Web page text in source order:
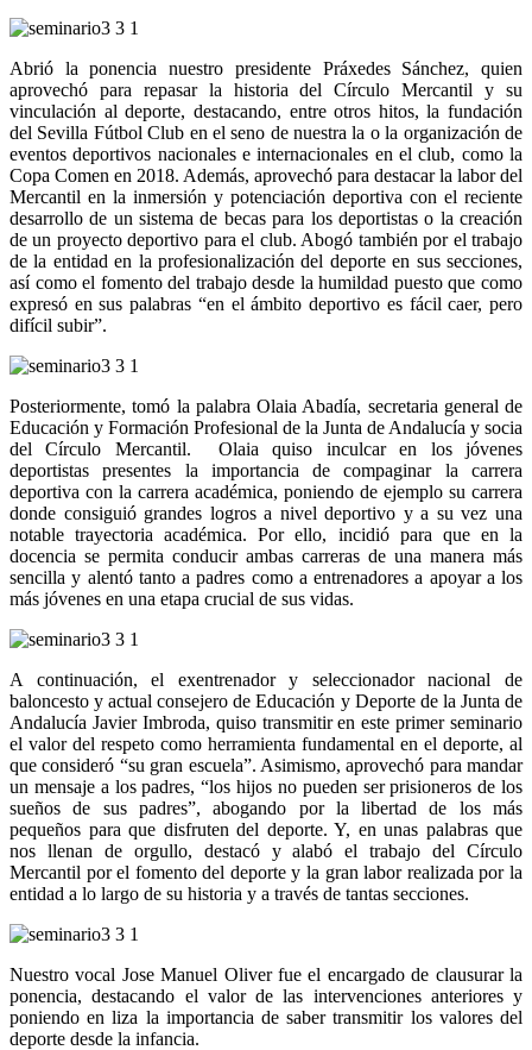
Abrió la ponencia nuestro presidente Práxedes Sánchez, quien
aprovechó para repasar la historia del Círculo Mercantil y su
vinculación al deporte, destacando, entre otros hitos, la fundación
del Sevilla Fútbol Club en el seno de nuestra la o la organización de
eventos deportivos nacionales e internacionales en el club, como la
Copa Comen en 2018. Además, aprovechó para destacar la labor del
Mercantil en la inmersión y potenciación deportiva con el reciente
desarrollo de un sistema de becas para los deportistas o la creación
de un proyecto deportivo para el club. Abogó también por el trabajo
de la entidad en la profesionalización del deporte en sus secciones,
así como el fomento del trabajo desde la humildad puesto que como
expresó en sus palabras “en el ámbito deportivo es fácil caer, pero
difícil subir”.
Posteriormente, tomó la palabra Olaia Abadía, secretaria general de
Educación y Formación Profesional de la Junta de Andalucía y socia
del Círculo Mercantil. Olaia quiso inculcar en los jóvenes
deportistas presentes la importancia de compaginar la carrera
deportiva con la carrera académica, poniendo de ejemplo su carrera
donde consiguió grandes logros a nivel deportivo y a su vez una
notable trayectoria académica. Por ello, incidió para que en la
docencia se permita conducir ambas carreras de una manera más
sencilla y alentó tanto a padres como a entrenadores a apoyar a los
más jóvenes en una etapa crucial de sus vidas.
A continuación, el exentrenador y seleccionador nacional de
baloncesto y actual consejero de Educación y Deporte de la Junta de
Andalucía Javier Imbroda, quiso transmitir en este primer seminario
el valor del respeto como herramienta fundamental en el deporte, al
que consideró “su gran escuela”. Asimismo, aprovechó para mandar
un mensaje a los padres, “los hijos no pueden ser prisioneros de los
sueños de sus padres”, abogando por la libertad de los más
pequeños para que disfruten del deporte. Y, en unas palabras que
nos llenan de orgullo, destacó y alabó el trabajo del Círculo
Mercantil por el fomento del deporte y la gran labor realizada por la
entidad a lo largo de su historia y a través de tantas secciones.
Nuestro vocal Jose Manuel Oliver fue el encargado de clausurar la
ponencia, destacando el valor de las intervenciones anteriores y
poniendo en liza la importancia de saber transmitir los valores del
deporte desde la infancia.